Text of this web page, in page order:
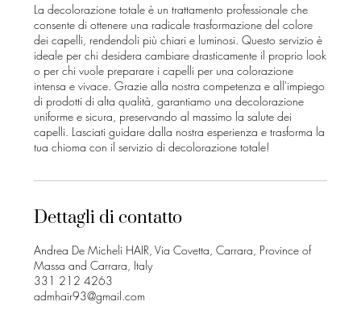
La decolorazione totale è un trattamento professionale che
consente di ottenere una radicale trasformazione del colore
dei capelli, rendendoli più chiari e luminosi. Questo servizio è
ideale per chi desidera cambiare drasticamente il proprio look
o per chi vuole preparare i capelli per una colorazione
intensa e vivace. Grazie alla nostra competenza e all'impiego
di prodotti di alta qualità, garantiamo una decolorazione
uniforme e sicura, preservando al massimo la salute dei
capelli. Lasciati guidare dalla nostra esperienza e trasforma la
tua chioma con il servizio di decolorazione totale!
Dettagli di contatto
Andrea De Micheli HAIR, Via Covetta, Carrara, Province of
Massa and Carrara, Italy
331 212 4263
admhair93@gmail.com